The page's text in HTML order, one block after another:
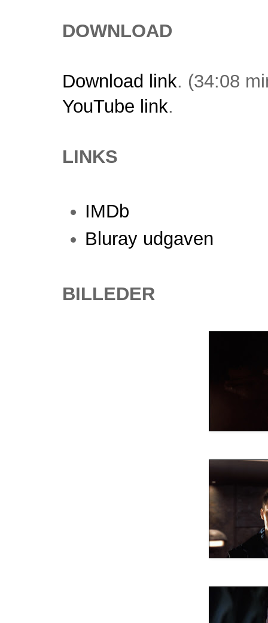
DOWNLOAD
Download link. (34:08
YouTube link.
LINKS
IMDb
Bluray udgaven
BILLEDER